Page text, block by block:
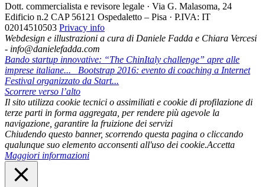
Dott. commercialista e revisore legale · Via G. Malasoma, 24
Edificio n.2 CAP 56121 Ospedaletto – Pisa · P.IVA: IT
02014510503 Privacy info
Webdesign e illustrazioni a cura di Daniele Fadda e Chiara Vercesi
- info@danielefadda.com
Bando startup innovative: “The ChinItaly challenge” apre alle
imprese italiane...
Bootstrap 2016: evento di coaching a Internet
Festival organizzato da Start...
Scorrere verso l’alto
Il sito utilizza cookie tecnici o assimiliati e cookie di profilazione di
terze parti in forma aggregata, per rendere più agevole la
navigazione, garantire la fruizione dei servizi
Chiudendo questo banner, scorrendo questa pagina o cliccando
qualunque suo elemento acconsenti all'uso dei cookie.Accetta
Maggiori informazioni